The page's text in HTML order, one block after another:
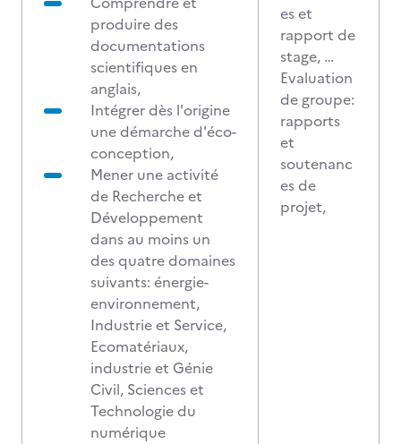
produire des
documentations
scientifiques en
anglais,
Intégrer dès l'origine
une démarche d'éco-
conception,
Mener une activité
de Recherche et
Développement
dans au moins un
des quatre domaines
suivants: énergie-
environnement,
Industrie et Service,
Ecomatériaux,
industrie et Génie
Civil, Sciences et
Technologie du
numérique
es et
rapport de
stage, …
Evaluation
de groupe:
rapports
et
soutenanc
es de
projet,